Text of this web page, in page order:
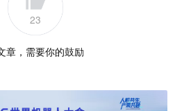
23
章，需要你的鼓励